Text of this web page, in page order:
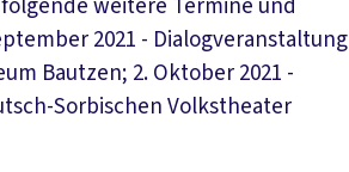
weitere Termine und
2021 - Dialogveranstaltung
Bautzen; 2. Oktober 2021 -
Sorbischen Volkstheater